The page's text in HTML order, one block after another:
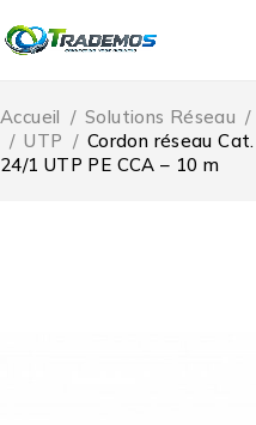
Accueil / Solutions Réseau /
/ UTP / Cordon réseau
24/1 UTP PE CCA – 10 m